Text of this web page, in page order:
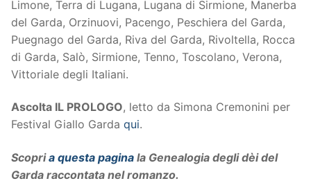
Limone, Terra di Lugana, Lugana di Sirmione, Manerba
del Garda, Orzinuovi, Pacengo, Peschiera del Garda,
Puegnago del Garda, Riva del Garda, Rivoltella, Rocca
di Garda, Salò, Sirmione, Tenno, Toscolano, Verona,
Vittoriale degli Italiani.
Ascolta IL PROLOGO, letto da Simona Cremonini per
Festival Giallo Garda qui.
Scopria questa pagina la Genealogia degli dèi del
Garda raccontata nel romanzo.